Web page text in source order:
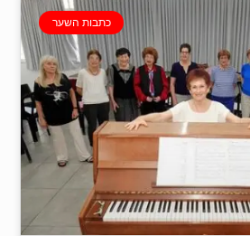
כתבות השער